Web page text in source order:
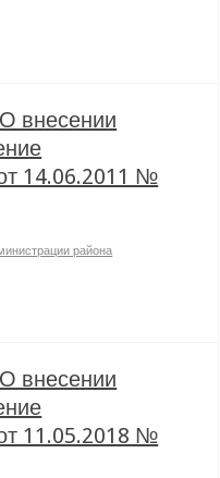
внесении
14.06.2011 №
района
внесении
11.05.2018 №